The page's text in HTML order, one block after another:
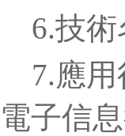
6.技術
7.應
電子信